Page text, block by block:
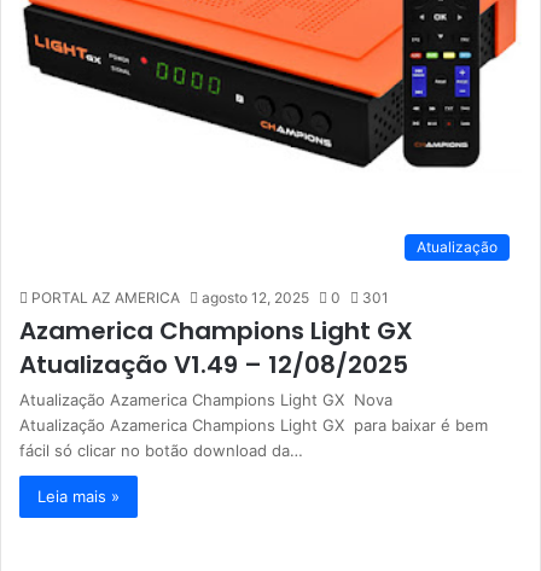
Atualização
PORTAL AZ AMERICA agosto 12, 2025 0 301
Azamerica Champions Light GX
Atualização V1.49 – 12/08/2025
Atualização Azamerica Champions Light GX Nova
Atualização Azamerica Champions Light GX para baixar é bem
fácil só clicar no botão download da…
Leia mais »